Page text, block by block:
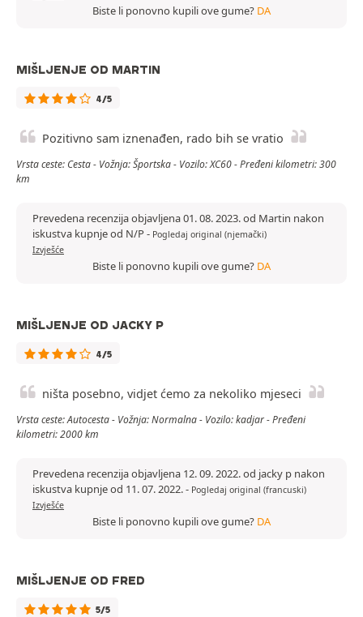
Biste li ponovno kupili ove gume? DA
MIŠLJENJE OD MARTIN
4/5
Pozitivno sam iznenađen, rado bih se vratio
Vrsta ceste: Cesta - Vožnja: Športska - Vozilo: XC60 - Pređeni kilometri: 300
km
Prevedena recenzija objavljena 01. 08. 2023. od Martin nakon
iskustva kupnje od N/P- Pogledaj original (njemački)
Izvješće
Biste li ponovno kupili ove gume? DA
MIŠLJENJE OD JACKY P
4/5
ništa posebno, vidjet ćemo za nekoliko mjeseci
Vrsta ceste: Autocesta - Vožnja: Normalna - Vozilo: kadjar - Pređeni
kilometri: 2000 km
Prevedena recenzija objavljena 12. 09. 2022. od jacky p nakon
iskustva kupnje od 11. 07. 2022.- Pogledaj original (francuski)
Izvješće
Biste li ponovno kupili ove gume? DA
MIŠLJENJE OD FRED
5/5